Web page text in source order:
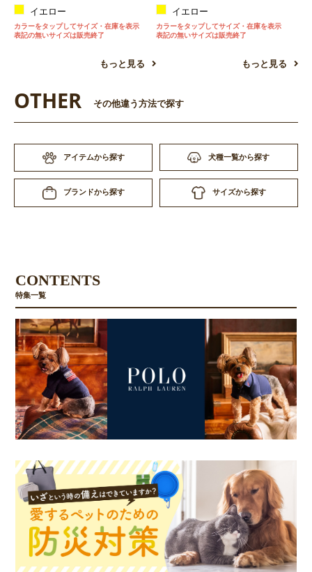
イエロー
カラーをタップしてサイズ・在庫を表示
表記の無いサイズは販売終了
もっと見る
イエロー
カラーをタップしてサイズ・在庫を表示
表記の無いサイズは販売終了
もっと見る
OTHER その他違う方法で探す
アイテムから探す 犬種一覧から探す
ブランドから探す サイズから探す
CONTENTS
特集一覧